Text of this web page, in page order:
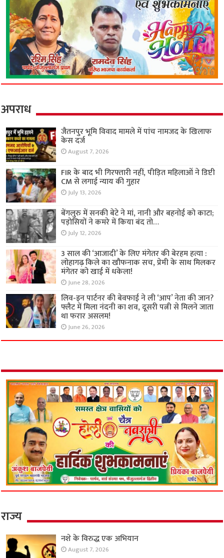
अपराध
जैतनपुर भूमि विवाद मामले में पांच नामजद के खिलाफ
केस दर्ज
August 7, 2026
FIR के बाद भी गिरफ्तारी नहीं, पीड़ित महिलाओं ने डिप्टी
CM से लगाई न्याय की गुहार
July 13, 2026
बेंगलुरु में सनकी बेटे ने मां, नानी और बहनोई को काटा;
पड़ोसियों ने कमरे में किया बंद तो…
July 12, 2026
3 साल की ‘आजादी’ के लिए मंगेतर की बेरहम हत्या :
लोहागढ़ किले का खौफनाक सच, प्रेमी के साथ मिलकर
मंगेतर को खाई में धकेला!
June 28, 2026
लिव-इन पार्टनर की बेवफाई ने ली ‘आप’ नेता की जान?
फ्लैट में मिला नंदनी का शव, दूसरी पत्नी से मिलने जाता
था फरार असलम!
June 26, 2026
राज्य
नशे के विरुद्ध एक अभियान
August 7, 2026